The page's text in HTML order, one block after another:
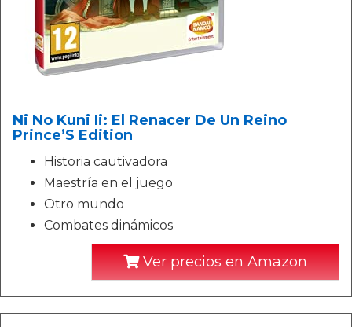
Ni No Kuni Ii: El Renacer De Un Reino
Prince’S Edition
Historia cautivadora
Maestría en el juego
Otro mundo
Combates dinámicos
Ver precios en Amazon